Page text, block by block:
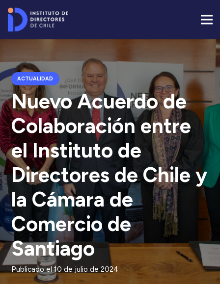
ACTUALIDAD
Nuevo Acuerdo de
Colaboración entre
el Instituto de
Directores de Chile y
la Cámara de
Comercio de
Santiago
Publicado el10 de julio de 2024